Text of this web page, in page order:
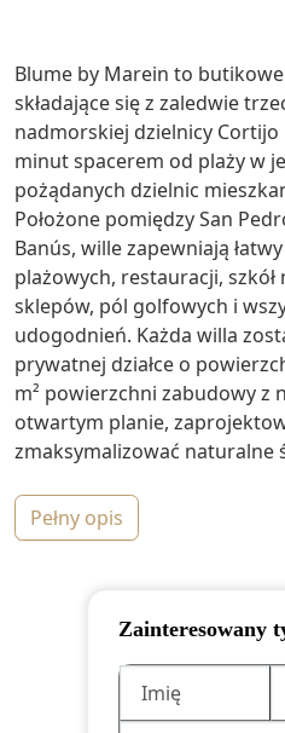
Blume by Marein to
składające się z zaledwie
nadmorskiej dzielnicy Cortijo
minut spacerem od plaży w
pożądanych dzielnic
Położone pomiędzy San
Banús, wille zapewniają
plażowych, restauracji,
sklepów, pól golfowych i
udogodnień. Każda willa
prywatnej działce o
m² powierzchni zabudowy z
otwartym planie,
zmaksymalizować naturalne
pełny opis
Zainteresowany